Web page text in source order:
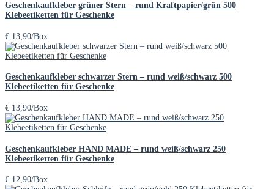
Geschenkaufkleber grüner Stern – rund Kraftpapier/grün 500
Klebeetiketten für Geschenke
€ 13,90/Box
Geschenkaufkleber schwarzer Stern – rund weiß/schwarz 500
Klebeetiketten für Geschenke
€ 13,90/Box
Geschenkaufkleber HAND MADE – rund weiß/schwarz 250
Klebeetiketten für Geschenke
€ 12,90/Box